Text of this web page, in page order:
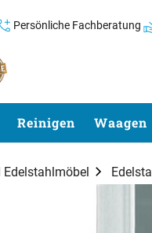
Persönliche Fachberatung
Reinigen Waagen
Edelstahlmöbel